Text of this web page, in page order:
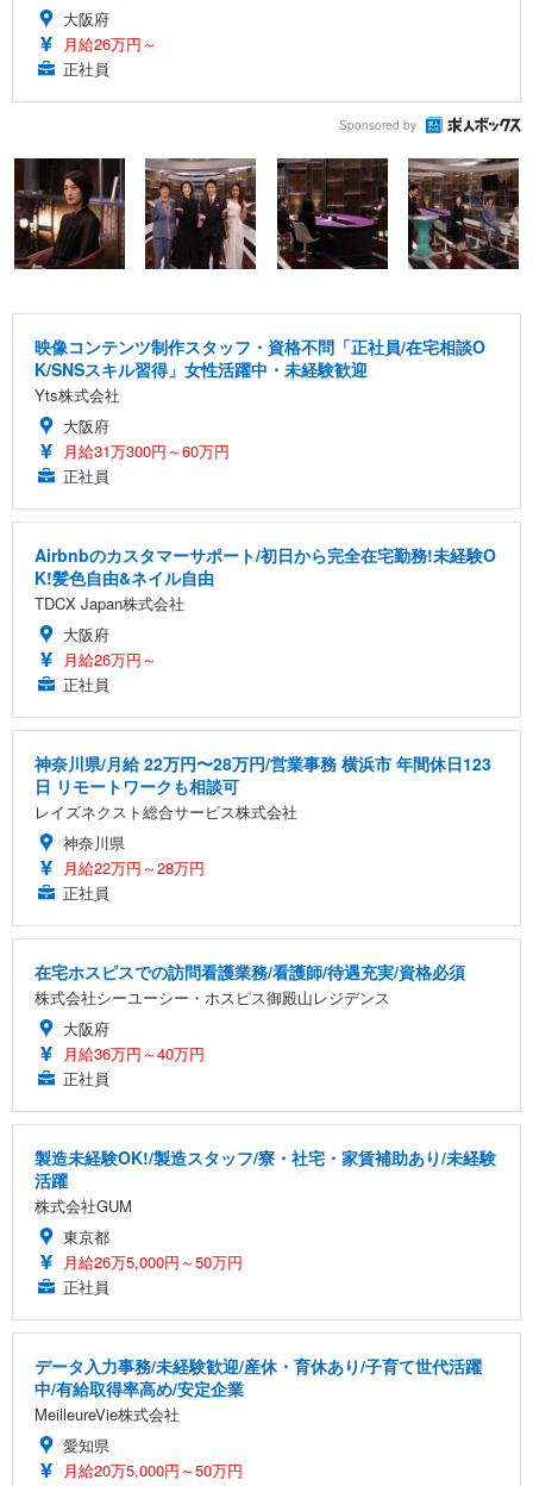
大阪府
月給26万円～
正社員
Sponsored by
映像コンテンツ制作スタッフ・資格不問「正社員/在宅相談O
K/SNSスキル習得」女性活躍中・未経験歓迎
Yts株式会社
大阪府
月給31万300円～60万円
正社員
Airbnbのカスタマーサポート/初日から完全在宅勤務!未経験O
K!髪色自由&ネイル自由
TDCX Japan株式会社
大阪府
月給26万円～
正社員
神奈川県/月給 22万円〜28万円/営業事務 横浜市 年間休日123
日 リモートワークも相談可
レイズネクスト総合サービス株式会社
神奈川県
月給22万円～28万円
正社員
在宅ホスピスでの訪問看護業務/看護師/待遇充実/資格必須
株式会社シーユーシー・ホスピス御殿山レジデンス
大阪府
月給36万円～40万円
正社員
製造未経験OK!/製造スタッフ/寮・社宅・家賃補助あり/未経験
活躍
株式会社GUM
東京都
月給26万5,000円～50万円
正社員
データ入力事務/未経験歓迎/産休・育休あり/子育て世代活躍
中/有給取得率高め/安定企業
MeilleureVie株式会社
愛知県
月給20万5,000円～50万円